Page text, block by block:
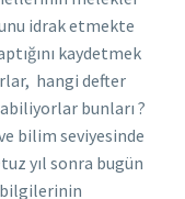
idrak etmekte
kaydetmek
hangi defter
bunları ?
bilim seviyesinde
yıl sonra bugün
bilgilerinin